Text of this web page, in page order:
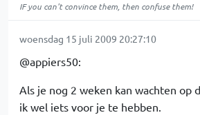
IF you can't convince them, then confuse them!
woensdag 15 juli 2009 20:27:10
@appiers50:
Als je nog 2 weken kan wachten op
ik wel iets voor je te hebben.